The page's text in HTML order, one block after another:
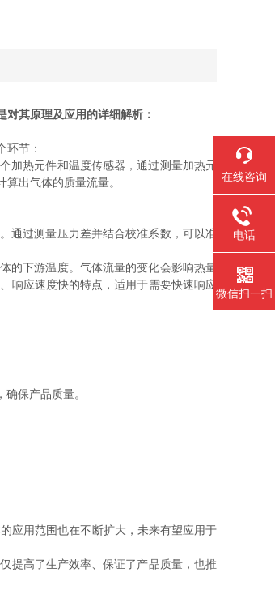
其原理及应用的详细解析：
节：
热元件和温度传感器，通过测量加热元
出气体的质量流量。
过测量压力差并结合校准系数，可以准
下游温度。气体流量的变化会影响热量
响应速度快的特点，适用于需要快速响应
保产品质量。
应用范围也在不断扩大，未来有望应用于
提高了生产效率、保证了产品质量，也推
在线咨询
电话
微信扫一扫